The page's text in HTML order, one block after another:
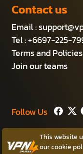
Contact us
Email :
Tel : +6697-225-
Terms and Policies
Join our teams
Copyright ©
Follow Us
This website
our cookie